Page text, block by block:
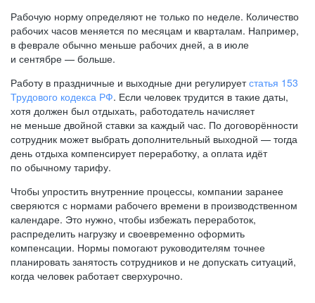
Рабочую норму определяют не только по неделе. Количество
рабочих часов меняется по месяцам и кварталам. Например,
в феврале обычно меньше рабочих дней, а в июле
и сентябре — больше.
Работу в праздничные и выходные дни регулируетстатья 153
Трудового кодекса РФ. Если человек трудится в такие даты,
хотя должен был отдыхать, работодатель начисляет
не меньше двойной ставки за каждый час. По договорённости
сотрудник может выбрать дополнительный выходной — тогда
день отдыха компенсирует переработку, а оплата идёт
по обычному тарифу.
Чтобы упростить внутренние процессы, компании заранее
сверяются с нормами рабочего времени в производственном
календаре. Это нужно, чтобы избежать переработок,
распределить нагрузку и своевременно оформить
компенсации. Нормы помогают руководителям точнее
планировать занятость сотрудников и не допускать ситуаций,
когда человек работает сверхурочно.